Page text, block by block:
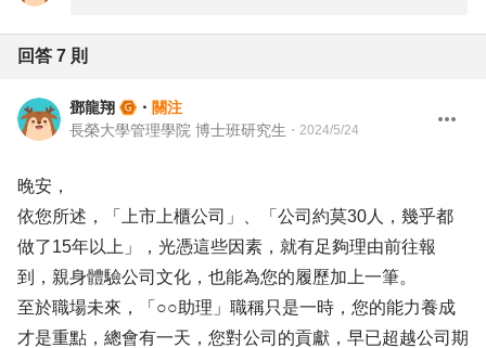
回答 7 則
鄧龍翔 ・ 關注
長榮大學管理學院 博士班研究生 ・ 2024/5/24
晚安，
依您所述，「上市上櫃公司」、「公司約莫30人，幾乎都
做了15年以上」，光憑這些因素，就有足夠理由前往報
到，親身體驗公司文化，也能為您的履歷加上一筆。
至於職場未來，「○○助理」職稱只是一時，您的能力養成
才是重點，總會有一天，您對公司的貢獻，早已超越公司期